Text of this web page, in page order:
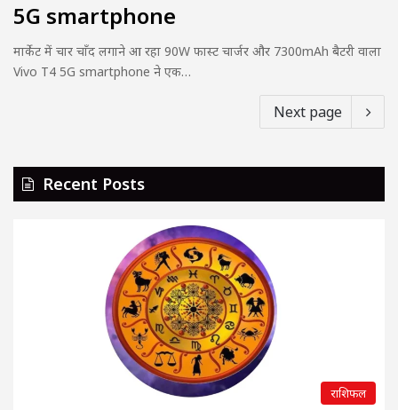
5G smartphone
मार्केट में चार चाँद लगाने आ रहा 90W फास्ट चार्जर और 7300mAh बैटरी वाला
Vivo T4 5G smartphone ने एक…
Next page
Recent Posts
राशिफल